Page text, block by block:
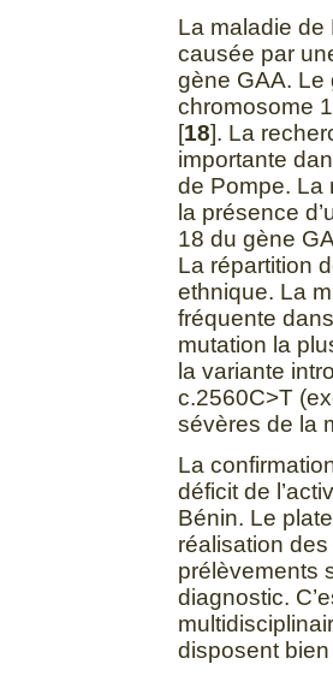
La maladie
causée par
gène GAA. Le
chromosome
[18]. La
importante
de Pompe. La
la présence
18 du gène
La répartition
ethnique. La
fréquente
mutation la
la variante
c.2560C>T
sévères de la
La
déficit de
Bénin. Le
réalisation
prélèvements
diagnostic.
disposent